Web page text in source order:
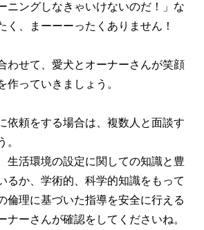
ニングしなきゃいけないのだ！」な
、
まーーーったくありません！
せて、 愛犬と オーナーさんが笑顔
作っていきましょう。
依頼をする場合は、複数人と面談す
生活環境の設定に関しての知識と豊
るか、学術的、科学的知識をもって
倫理に基づいた指導を安全に行える
ナーさんが確認をしてくださいね。